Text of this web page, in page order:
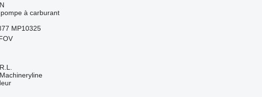
à carburant
MP10325